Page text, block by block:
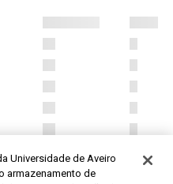
Universidade de Aveiro
armazenamento de